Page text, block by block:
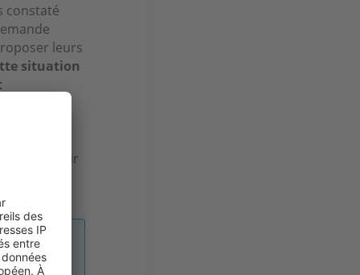
constaté
leurs
situation
une
arrive sur
la